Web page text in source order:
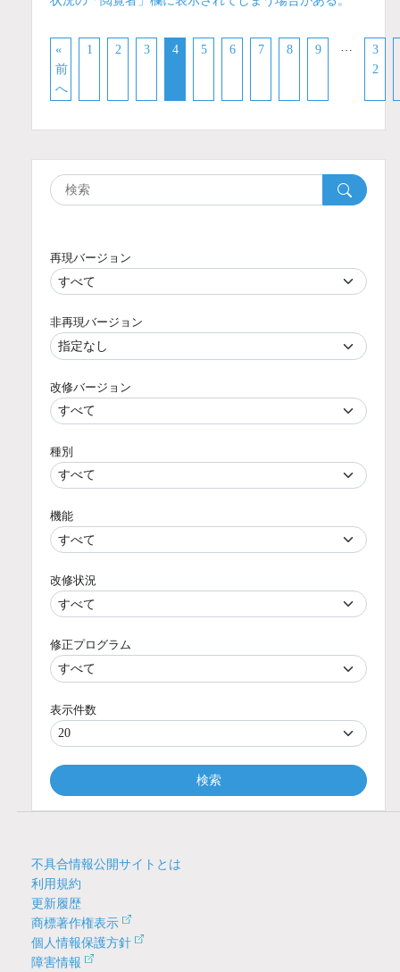
«
前
へ
1 2 3 4 5 6 7 8 9 …
3
2
再現バージョン
非再現バージョン
改修バージョン
種別
機能
改修状況
修正プログラム
表示件数
検索
不具合情報公開サイトとは
利用規約
更新履歴
商標著作権表示
個人情報保護方針
障害情報